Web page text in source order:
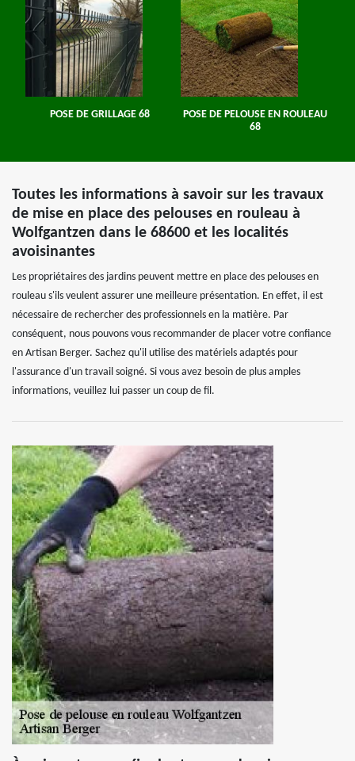
POSE DE GRILLAGE 68
POSE DE PELOUSE EN ROULEAU
68
Toutes les informations à savoir sur les travaux
de mise en place des pelouses en rouleau à
Wolfgantzen dans le 68600 et les localités
avoisinantes
Les propriétaires des jardins peuvent mettre en place des pelouses en
rouleau s'ils veulent assurer une meilleure présentation. En effet, il est
nécessaire de rechercher des professionnels en la matière. Par
conséquent, nous pouvons vous recommander de placer votre confiance
en Artisan Berger. Sachez qu'il utilise des matériels adaptés pour
l'assurance d'un travail soigné. Si vous avez besoin de plus amples
informations, veuillez lui passer un coup de fil.